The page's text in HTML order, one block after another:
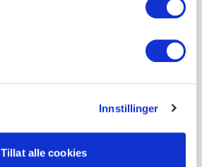
Innstillinger
Tillat alle cookies
(1)